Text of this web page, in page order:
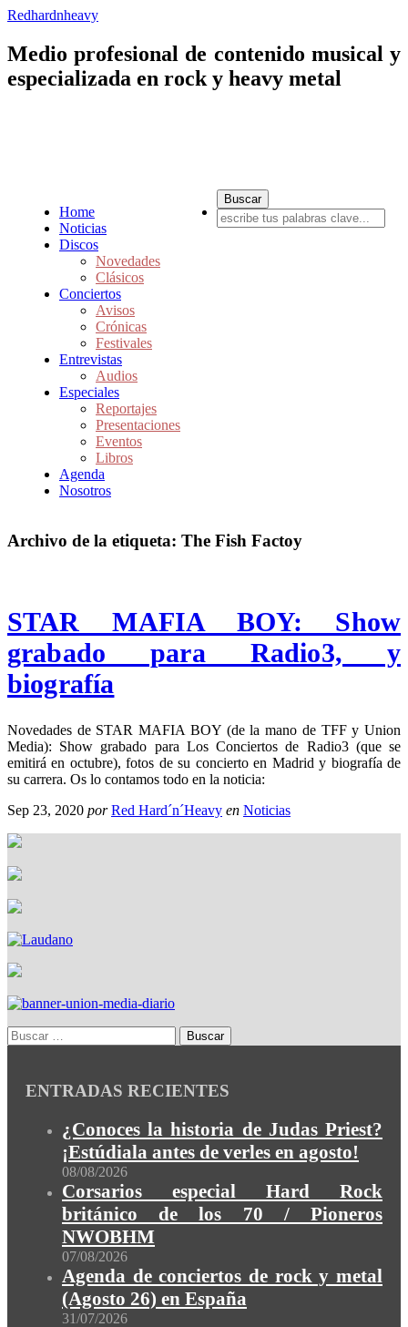
Redhardnheavy
Medio profesional de contenido musical y
especializada en rock y heavy metal
Home
Noticias
Discos
Novedades
Clásicos
Conciertos
Avisos
Crónicas
Festivales
Entrevistas
Audios
Especiales
Reportajes
Presentaciones
Eventos
Libros
Agenda
Nosotros
Archivo de la etiqueta: The Fish Factoy
STAR MAFIA BOY: Show
grabado para Radio3, y
biografía
Novedades de STAR MAFIA BOY (de la mano de TFF y Union
Media): Show grabado para Los Conciertos de Radio3 (que se
emitirá en octubre), fotos de su concierto en Madrid y biografía de
su carrera. Os lo contamos todo en la noticia:
Sep 23, 2020 por Red Hard´n´Heavy en Noticias
ENTRADAS RECIENTES
¿Conoces la historia de Judas Priest?
¡Estúdiala antes de verles en agosto!
08/08/2026
Corsarios especial Hard Rock
británico de los 70 / Pioneros
NWOBHM
07/08/2026
Agenda de conciertos de rock y metal
(Agosto 26) en España
31/07/2026